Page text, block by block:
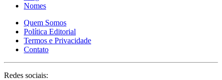
Nomes
Quem Somos
Política Editorial
Termos e Privacidade
Contato
Redes sociais: